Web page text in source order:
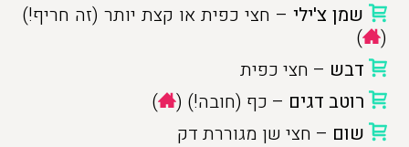
שמן צ'ילי – חצי כפית או קצת יותר (זה חריף!)
(
)
דבש – חצי כפית
רוטב דגים – כף (חובה!) (
)
שום – חצי שן מגוררת דק